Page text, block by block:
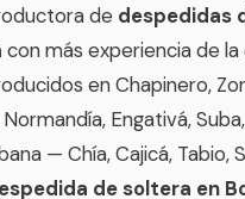
de despedidas
con más experiencia de la
en Chapinero,
Engativá,
— Chía, Cajicá, Tabio,
de soltera en